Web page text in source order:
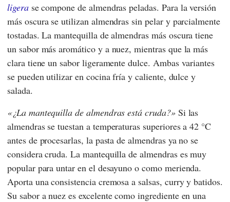
ligerase compone de almendras peladas. Para la versión
más oscura se utilizan almendras sin pelar y parcialmente
tostadas. La mantequilla de almendras más oscura tiene
un sabor más aromático y a nuez, mientras que la más
clara tiene un sabor ligeramente dulce. Ambas variantes
se pueden utilizar en cocina fría y caliente, dulce y
salada.
¿La mantequilla de almendras está cruda? Si las
almendras se tuestan a temperaturas superiores a 42 °C
antes de procesarlas, la pasta de almendras ya no se
considera cruda. La mantequilla de almendras es muy
popular para untar en el desayuno o como merienda.
Aporta una consistencia cremosa a salsas, curry y batidos.
Su sabor a nuez es excelente como ingrediente en una